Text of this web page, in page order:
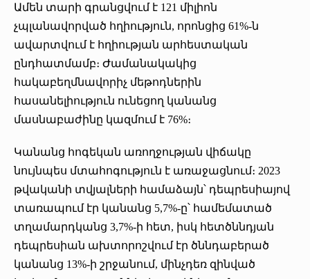
Ամեն տարի գրանցվում է 121 միլիոն
չպլանավորված հղիություն, որոնցից 61%-ն
ավարտվում է հղիության արհեստական
ընդհատմամբ։ Ժամանակակից
հակաբեղմնավորիչ մեթոդներին
հասանելիություն ունեցող կանանց
մասնաբաժինը կազմում է 76%։
Կանանց հոգեկան առողջության վիճակը
նույնպես մտահոգություն է առաջացնում։ 2023
թվականի տվյալների համաձայն՝ դեպրեսիայով
տառապում էր կանանց 5,7%-ը՝ համեմատած
տղամարդկանց 3,7%-ի հետ, իսկ հետծննդյան
դեպրեսիան ախտորոշվում էր ծննդաբերած
կանանց 13%-ի շրջանում, մինչդեռ զինված